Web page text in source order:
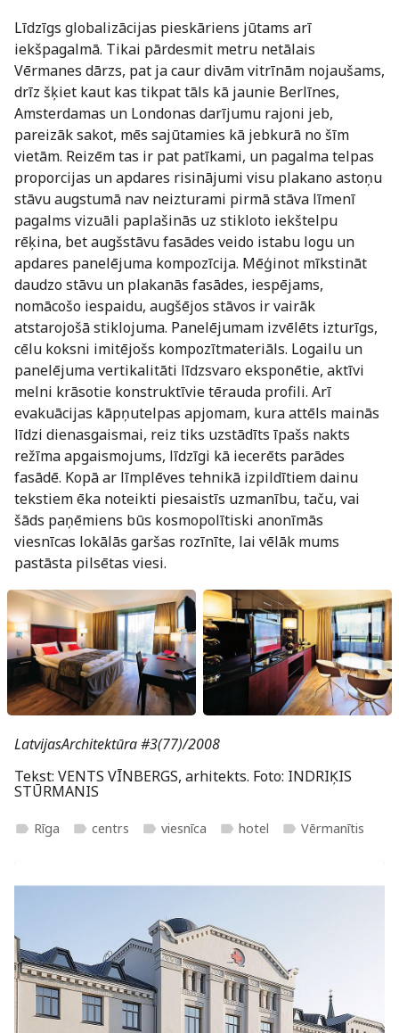
Līdzīgs globalizācijas pieskāriens jūtams arī
iekšpagalmā. Tikai pārdesmit metru netālais
Vērmanes dārzs, pat ja caur divām vitrīnām nojaušams,
drīz šķiet kaut kas tikpat tāls kā jaunie Berlīnes,
Amsterdamas un Londonas darījumu rajoni jeb,
pareizāk sakot, mēs sajūtamies kā jebkurā no šīm
vietām. Reizēm tas ir pat patīkami, un pagalma telpas
proporcijas un apdares risinājumi visu plakano astoņu
stāvu augstumā nav neizturami pirmā stāva līmenī
pagalms vizuāli paplašinās uz stikloto iekštelpu
rēķina, bet augšstāvu fasādes veido istabu logu un
apdares panelējuma kompozīcija. Mēģinot mīkstināt
daudzo stāvu un plakanās fasādes, iespējams,
nomācošo iespaidu, augšējos stāvos ir vairāk
atstarojošā stiklojuma. Panelējumam izvēlēts izturīgs,
cēlu koksni imitējošs kompozītmateriāls. Logailu un
panelējuma vertikalitāti līdzsvaro eksponētie, aktīvi
melni krāsotie konstruktīvie tērauda profili. Arī
evakuācijas kāpņutelpas apjomam, kura attēls mainās
līdzi dienasgaismai, reiz tiks uzstādīts īpašs nakts
režīma apgaismojums, līdzīgi kā iecerēts parādes
fasādē. Kopā ar līmplēves tehnikā izpildītiem dainu
tekstiem ēka noteikti piesaistīs uzmanību, taču, vai
šāds paņēmiens būs kosmopolītiski anonīmās
viesnīcas lokālās garšas rozīnīte, lai vēlāk mums
pastāsta pilsētas viesi.
LatvijasArchitektūra #3(77)/2008
Tekst: VENTS VĪNBERGS, arhitekts. Foto: INDRIĶIS
STŪRMANIS
label Rīga label centrs label viesnīca label hotel label Vērmanītis